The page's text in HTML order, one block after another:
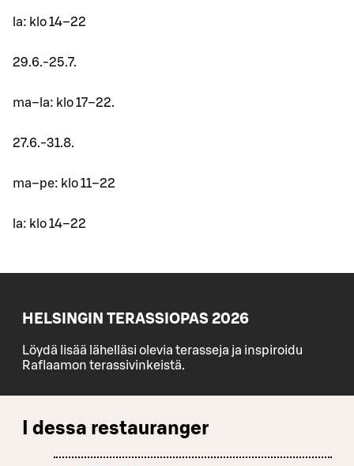
la: klo 14–22
29.6.-25.7.
ma–la: klo 17–22.
27.6.-31.8.
ma–pe: klo 11–22
la: klo 14–22
HELSINGIN TERASSIOPAS 2026
Löydä lisää lähelläsi olevia terasseja ja inspiroidu
Raflaamon terassivinkeistä.
I dessa restauranger